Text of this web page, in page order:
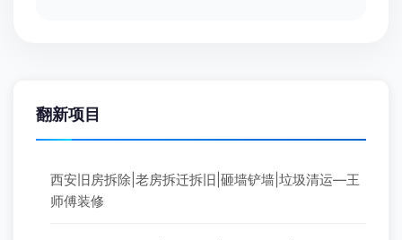
翻新项目
西安旧房拆除|老房拆迁拆旧|砸墙铲墙|垃圾清运—王
师傅装修